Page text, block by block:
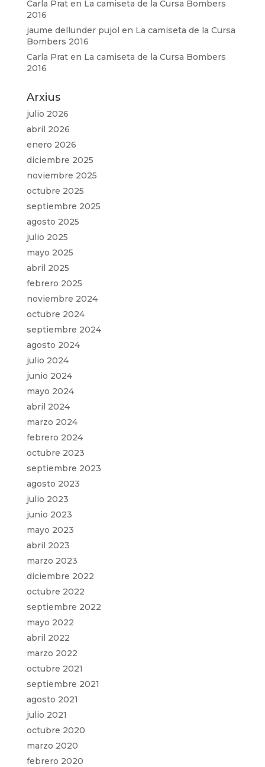
Carla Praten La camiseta de la Cursa Bombers
2016
jaume dellunder pujol en La camiseta de la Cursa
Bombers 2016
Carla Praten La camiseta de la Cursa Bombers
2016
Arxius
julio 2026
abril 2026
enero 2026
diciembre 2025
noviembre 2025
octubre 2025
septiembre 2025
agosto 2025
julio 2025
mayo 2025
abril 2025
febrero 2025
noviembre 2024
octubre 2024
septiembre 2024
agosto 2024
julio 2024
junio 2024
mayo 2024
abril 2024
marzo 2024
febrero 2024
octubre 2023
septiembre 2023
agosto 2023
julio 2023
junio 2023
mayo 2023
abril 2023
marzo 2023
diciembre 2022
octubre 2022
septiembre 2022
mayo 2022
abril 2022
marzo 2022
octubre 2021
septiembre 2021
agosto 2021
julio 2021
octubre 2020
marzo 2020
febrero 2020